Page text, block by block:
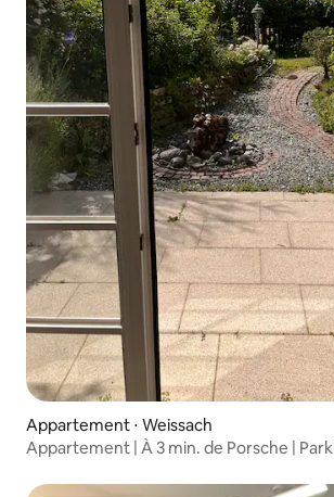
Appartement ⋅ Weissach
Appartement | À 3 min. de Porsche |